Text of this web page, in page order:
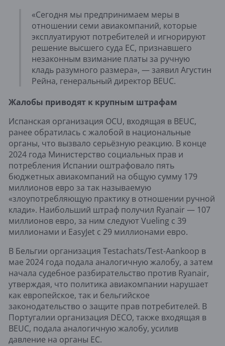
«Сегодня мы предпринимаем меры в
отношении семи авиакомпаний, которые
эксплуатируют потребителей и игнорируют
решение высшего суда ЕС, признавшего
незаконным взимание платы за ручную
кладь разумного размера», — заявил Агустин
Рейна, генеральный директор BEUC.
Жалобы приводят к крупным штрафам
Испанская организация OCU, входящая в BEUC,
ранее обратилась с жалобой в национальные
органы, что вызвало серьёзную реакцию. В конце
2024 года Министерство социальных прав и
потребления Испании оштрафовало пять
бюджетных авиакомпаний на общую сумму 179
миллионов евро за так называемую
«злоупотребляющую практику в отношении ручной
клади». Наибольший штраф получил Ryanair — 107
миллионов евро, за ним следуют Vueling с 39
миллионами и EasyJet с 29 миллионами евро.
В Бельгии организация Testachats/Test-Aankoop в
мае 2024 года подала аналогичную жалобу, а затем
начала судебное разбирательство против Ryanair,
утверждая, что политика авиакомпании нарушает
как европейское, так и бельгийское
законодательство о защите прав потребителей. В
Португалии организация DECO, также входящая в
BEUC, подала аналогичную жалобу, усилив
давление на органы ЕС.